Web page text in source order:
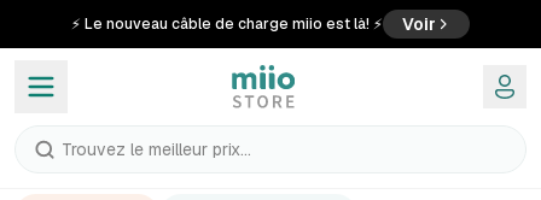
⚡ Le nouveau câble de charge miio est là! ⚡ Voir
Trouvez le meilleur prix...